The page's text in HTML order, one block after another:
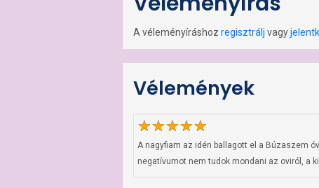
A véleményíráshoz regisztrálj vagy
Vélemények
A nagyfiam az idén ballagott el a Búzaszem
negatívumot nem tudok mondani az oviról, a